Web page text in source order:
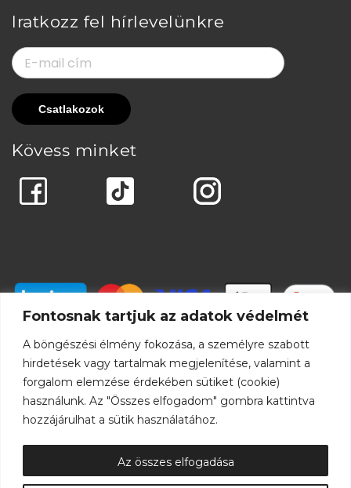
Fontosnak tartjuk az adatok védelmét
A böngészési élmény fokozása, a személyre szabott
hirdetések vagy tartalmak megjelenítése, valamint a
forgalom elemzése érdekében sütiket (cookie)
használunk. Az "Összes elfogadom" gombra kattintva
hozzájárulhat a sütik használatához.
Az összes elfogadása
Iratkozz fel hírlevelünkre
Kövess minket